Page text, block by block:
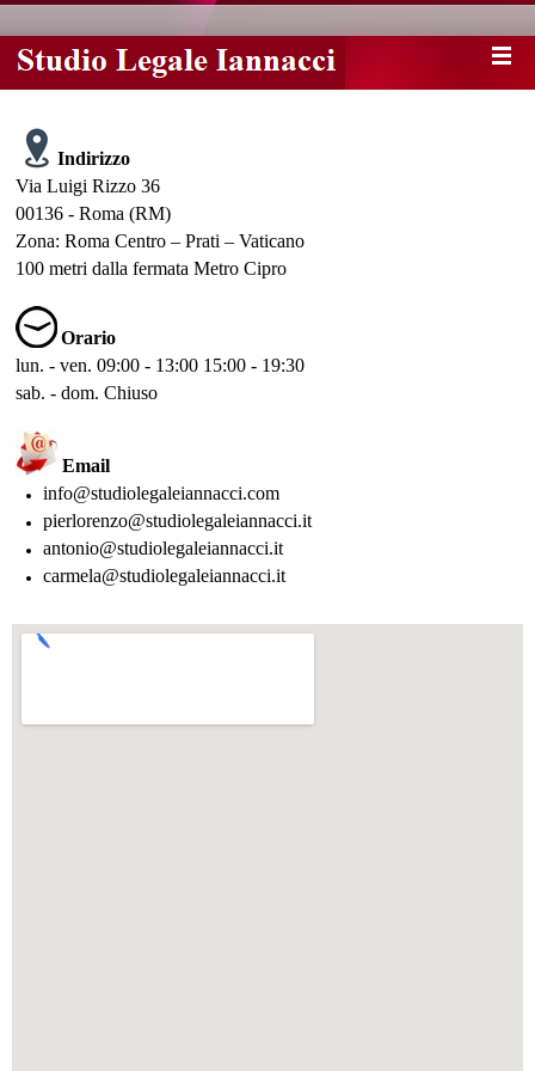
Indirizzo
Via Luigi Rizzo 36
00136 - Roma (RM)
Zona: Roma Centro – Prati – Vaticano
100 metri dalla fermata Metro Cipro
Orario
lun. - ven. 09:00 - 13:00 15:00 - 19:30
sab. - dom. Chiuso
Email
info@studiolegaleiannacci.com
pierlorenzo@studiolegaleiannacci.it
antonio@studiolegaleiannacci.it
carmela@studiolegaleiannacci.it